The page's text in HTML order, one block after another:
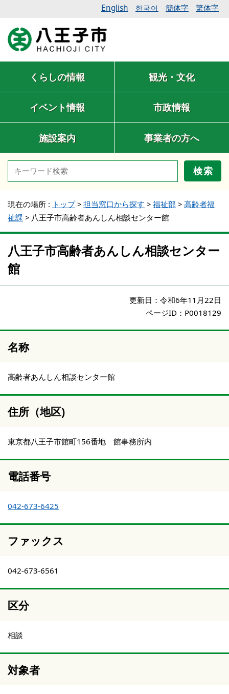
English 한국어 簡体字 繁体字
くらしの情報 観光・文化
イベント情報 市政情報
施設案内 事業者の方へ
検索
現在の場所 : トップ> 担当窓口から探す > 福祉部 > 高齢者福
祉課 > 八王子市高齢者あんしん相談センター館
八王子市高齢者あんしん相談センター
館
更新日： 令和6年11月22日
ページID：P0018129
名称
高齢者あんしん相談センター館
住所（地区)
東京都八王子市館町156番地 館事務所内
電話番号
042-673-6425
ファックス
042-673-6561
区分
相談
対象者